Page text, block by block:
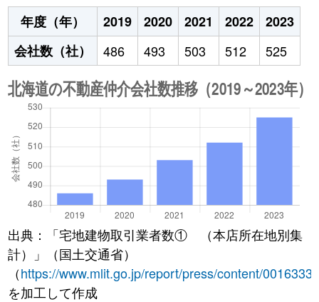
年度（年）
2019 2020 2021 2022
2023
会社数（社）
486 493 503 512 525
出典：「宅地建物取引業者数① （本店所在地別集
計）」（国土交通省）
（https://www.mlit.go.jp/report/press/content/
を加工して作成